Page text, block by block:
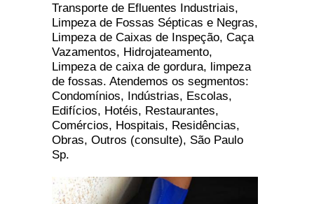
Transporte de Efluentes Industriais,
Limpeza de Fossas Sépticas e Negras,
Limpeza de Caixas de Inspeção, Caça
Vazamentos, Hidrojateamento,
Limpeza de caixa de gordura, limpeza
de fossas. Atendemos os segmentos:
Condomínios, Indústrias, Escolas,
Edifícios, Hotéis, Restaurantes,
Comércios, Hospitais, Residências,
Obras, Outros (consulte), São Paulo
Sp.